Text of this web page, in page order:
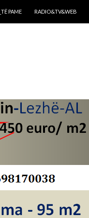
PAME RADIO&TV&WEB